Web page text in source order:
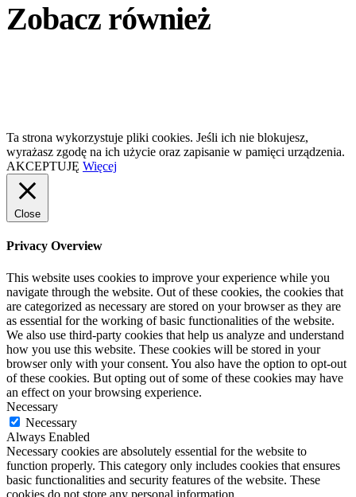
Zobacz również
Ta strona wykorzystuje pliki cookies. Jeśli ich nie blokujesz,
wyrażasz zgodę na ich użycie oraz zapisanie w pamięci urządzenia.
AKCEPTUJĘ Więcej
Close
Privacy Overview
This website uses cookies to improve your experience while you
navigate through the website. Out of these cookies, the cookies that
are categorized as necessary are stored on your browser as they are
as essential for the working of basic functionalities of the website.
We also use third-party cookies that help us analyze and understand
how you use this website. These cookies will be stored in your
browser only with your consent. You also have the option to opt-out
of these cookies. But opting out of some of these cookies may have
an effect on your browsing experience.
Necessary
Necessary
Always Enabled
Necessary cookies are absolutely essential for the website to
function properly. This category only includes cookies that ensures
basic functionalities and security features of the website. These
cookies do not store any personal information.